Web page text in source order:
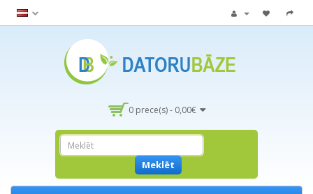
0 prece(s) - 0,00€
Meklēt